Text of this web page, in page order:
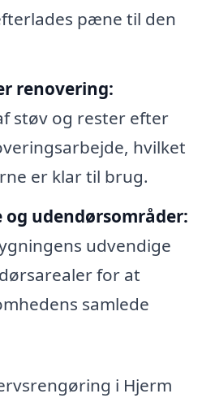
pæne til den
renovering:
støv og rester efter
hvilket
er klar til brug.
og udendørsområder:
udvendige
for at
samlede
i Hjerm